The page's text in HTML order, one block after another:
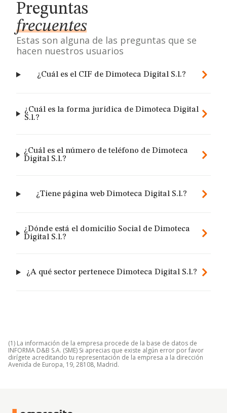
Preguntas
frecuentes
Estas son alguna de las preguntas que se
hacen nuestros usuarios
¿Cuál es el CIF de Dimoteca Digital S.l.?
¿Cuál es la forma jurídica de Dimoteca Digital
S.l.?
¿Cuál es el número de teléfono de Dimoteca
Digital S.l.?
¿Tiene página web Dimoteca Digital S.l.?
¿Dónde está el domicilio Social de Dimoteca
Digital S.l.?
¿A qué sector pertenece Dimoteca Digital S.l.?
(1) La información de la empresa procede de la base de datos de
INFORMA D&B S.A. (SME) Si aprecias que existe algún error por favor
dirígete acreditando tu representación de la empresa a la dirección
Avenida de Europa, 19, 28108, Madrid.